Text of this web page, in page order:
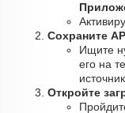
Сохраните
Ищите
его на
Откройте